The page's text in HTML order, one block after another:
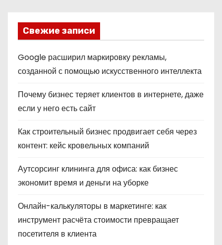
Свежие записи
Google расширил маркировку рекламы,
созданной с помощью искусственного интеллекта
Почему бизнес теряет клиентов в интернете, даже
если у него есть сайт
Как строительный бизнес продвигает себя через
контент: кейс кровельных компаний
Аутсорсинг клининга для офиса: как бизнес
экономит время и деньги на уборке
Онлайн-калькуляторы в маркетинге: как
инструмент расчёта стоимости превращает
посетителя в клиента